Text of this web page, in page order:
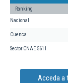
Ranking
Nacional
Cuenca
Sector CNAE 5611
Acceda a